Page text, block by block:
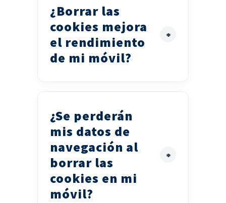
¿Borrar las
cookies mejora
el rendimiento
de mi móvil?
¿Se perderán
mis datos de
navegación al
borrar las
cookies en mi
móvil?